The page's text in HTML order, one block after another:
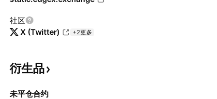
社区
X (Twitter)
+2更多
衍生品
未平仓合约